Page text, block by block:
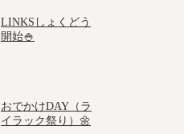
LINKSしょくどう
開始🍚
おでかけDAY（ラ
イラック祭り）🌼